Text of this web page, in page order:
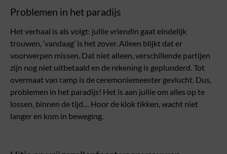
Problemen in het paradijs
Het verhaal is als volgt: jullie vriendin gaat eindelijk
trouwen, ‘vandaag’ is het zover. Alleen blijkt dat er
voorwerpen missen. Dat niet alleen, verschillende partijen
zijn nog niet uitbetaald en de rekening is geplunderd. Tot
overmaat van ramp is de ceremoniemeester gevlucht. Dus,
problemen in het paradijs! Het is aan jullie om alles op te
lossen, binnen de tijd… Hoor de klok tikken, wacht niet
langer en kom in beweging.